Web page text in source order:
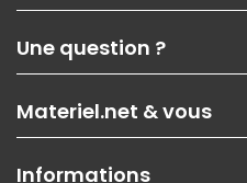
Nos services
Les magasins Materiel.net
Nos solutions pour les pros
Contactez-nous
Une question ?
Paiement, livraison
Garanties,Pack Zen
SAV, demander un retour
Materiel.net & vous
Informations